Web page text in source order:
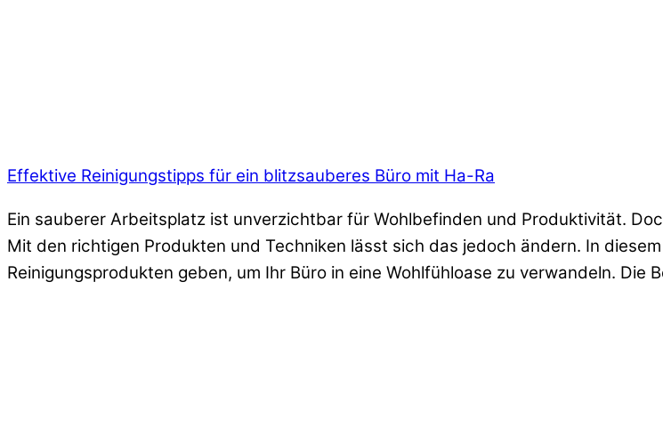
Effektive Reinigungstipps für ein blitzsauberes Büro mit Ha-Ra
Ein sauberer Arbeitsplatz ist unverzichtbar für Wohlbefinden und Produktivität.
Mit den richtigen Produkten und Techniken lässt sich das jedoch ändern. In
Reinigungsprodukten geben, um Ihr Büro in eine Wohlfühloase zu verwandeln. Die